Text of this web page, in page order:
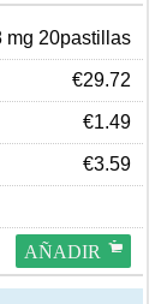
mg 20pastillas
€29.72
€1.49
€3.59
AÑADIR